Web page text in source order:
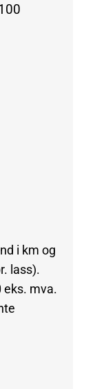
i km og
lass).
eks. mva.